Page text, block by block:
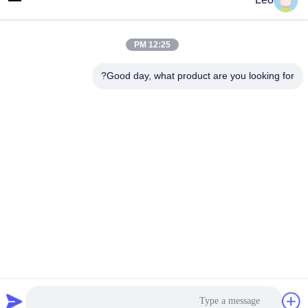
بريد إلكتروني
Leo@service-js.com 12:25 PM
Good day, what product are you looking for?